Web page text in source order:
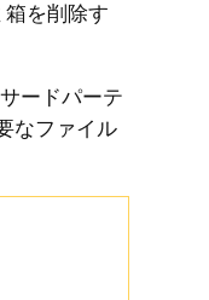
を削除す
ードパーテ
なファイル